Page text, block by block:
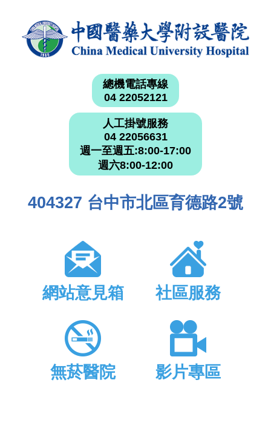
總機電話專線
04 22052121
人工掛號服務
04 22056631
週一至週五:8:00-17:00
週六8:00-12:00
404327 台中市北區育德路2號
網站意見箱 社區服務
無菸醫院 影片專區